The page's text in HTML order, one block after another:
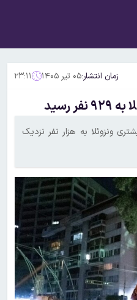
زمان انتشار:۰۵ تیر ۱۴۰۵ ۲۳:۱۱
رسید
های زمین لرزه ۷ ریشتری ونزوئلا به هزار نفر نزدیک